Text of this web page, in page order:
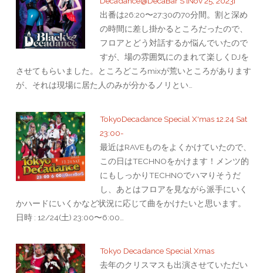
出番は26:20〜27:30の70分間。割と深め
の時間に差し掛かるところだったので、
フロアとどう対話するか悩んでいたので
すが、場の雰囲気にのまれて楽しくDJを
させてもらいました。ところどころmixが荒いところがあります
が、それは現場に居た人のみが分かるノリとい…
TokyoDecadance Special X'mas 12.24 Sat
23:00-
最近はRAVEものをよくかけていたので、
この日はTECHNOをかけます！メンツ的
にもしっかりTECHNOでハマりそうだ
し、あとはフロアを見ながら派手にいく
かハードにいくかなど状況に応じて曲をかけたいと思います。
日時 : 12/24(土) 23:00〜6:00…
Tokyo Decadance Special Xmas
去年のクリスマスも出演させていただい